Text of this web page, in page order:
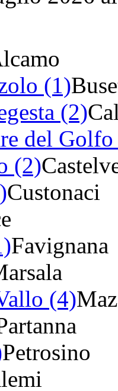
(1)
(2)
del
(2)
Custonaci
Favignana
(4)
Petrosino